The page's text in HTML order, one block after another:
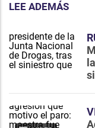
LEE ADEMÁS